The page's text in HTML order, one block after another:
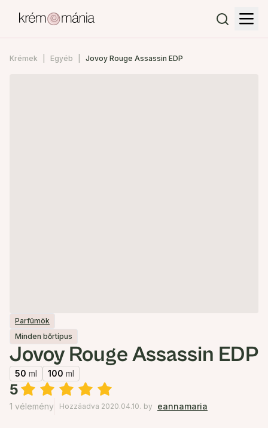
Krémek Egyéb Jovoy Rouge Assassin EDP
Parfümök
Minden bőrtípus
Jovoy Rouge Assassin EDP
50 ml 100 ml
5
1 vélemény Hozzáadva 2020.04.10. by eannamaria